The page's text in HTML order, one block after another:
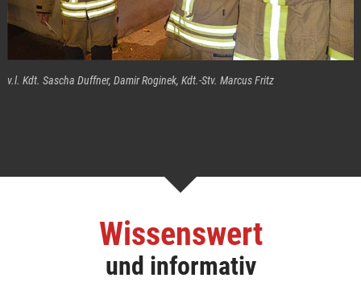
v.l. Kdt. Sascha Duffner, Damir Roginek, Kdt.-Stv. Marcus Fritz
Wissenswert
und informativ